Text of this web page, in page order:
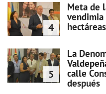
4
Meta de
5
La
calle
después